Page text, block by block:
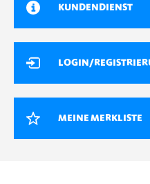
KUNDENDIENST
LOGIN/
MEINE MERKLISTE